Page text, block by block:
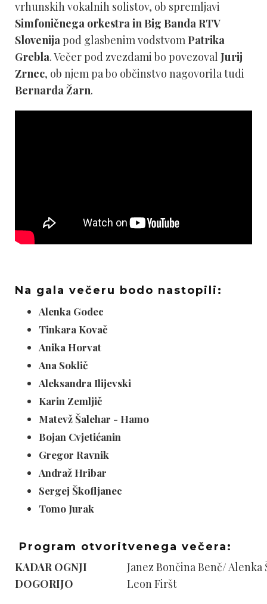
vrhunskih vokalnih solistov, ob spremljavi
Simfoničnega orkestra in Big Banda RTV
Slovenijapod glasbenim vodstvomPatrika
Grebla. Večer pod zvezdami bo povezoval Jurij
Zrnec, ob njem pa bo občinstvo nagovorila tudi
Bernarda Žarn.
Na gala večeru bodo nastopili:
Alenka Godec
Tinkara Kovač
Anika Horvat
Ana Soklič
Aleksandra Ilijevski
Karin Zemljič
Matevž Šalehar - Hamo
Bojan Cvjetićanin
Gregor Ravnik
Andraž Hribar
Sergej Škofljanec
Tomo Jurak
Program otvoritvenega večera:
KADAR OGNJI
DOGORIJO
Janez Bončina Benč/ Alenka
Leon Firšt